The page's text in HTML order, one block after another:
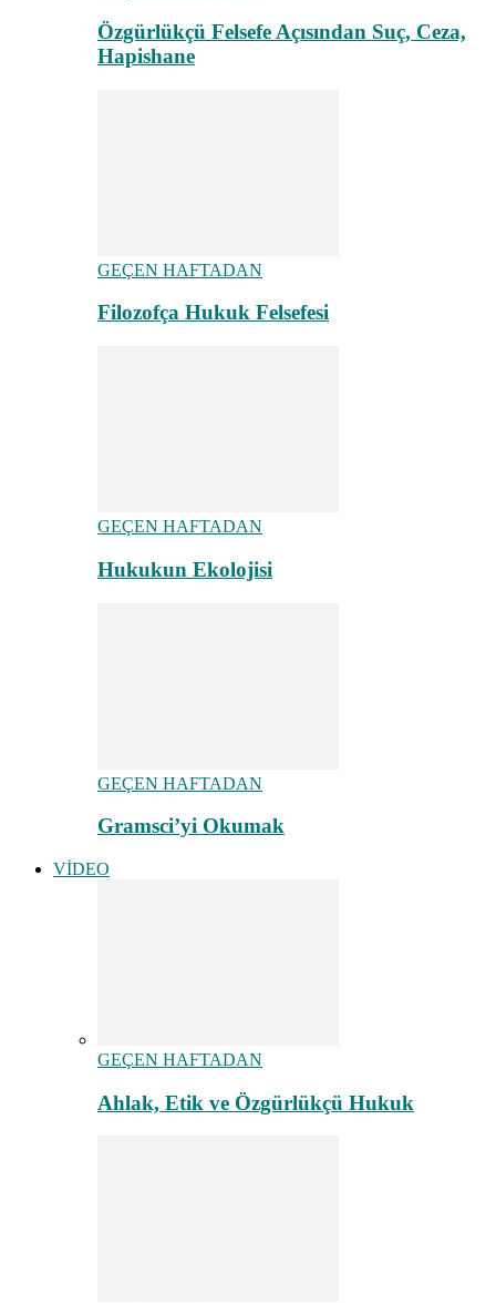
Özgürlükçü Felsefe Açısından Suç, Ceza,
Hapishane
GEÇEN HAFTADAN
Filozofça Hukuk Felsefesi
GEÇEN HAFTADAN
Hukukun Ekolojisi
GEÇEN HAFTADAN
Gramsci’yi Okumak
VİDEO
GEÇEN HAFTADAN
Ahlak, Etik ve Özgürlükçü Hukuk